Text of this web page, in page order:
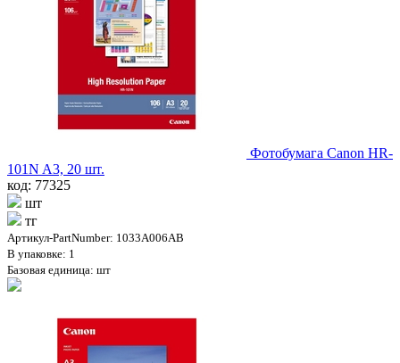
Фотобумага Canon HR-
101N A3, 20 шт.
код: 77325
шт
тг
Артикул-PartNumber: 1033A006AB
В упаковке: 1
Базовая единица: шт